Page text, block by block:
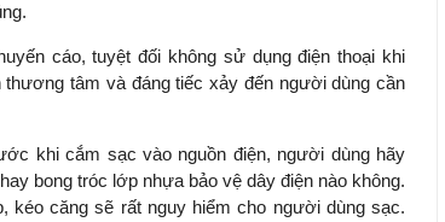
cáo, tuyệt đối không sử dụng điện thoại khi
tâm và đáng tiếc xảy đến người dùng cần
khi cắm sạc vào nguồn điện, người dùng hãy
bong tróc lớp nhựa bảo vệ dây điện nào không.
kéo căng sẽ rất nguy hiểm cho người dùng sạc.
làm
thực tế
chế
tạo,
Việc sử dụng hiệu quả chính
sách tài khóa không chỉ mang ý
tăng trưởng bền vững dài hạn.